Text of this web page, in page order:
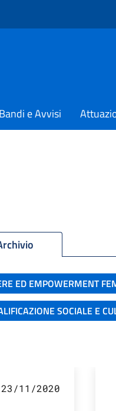
Bandi e Avvisi
ED EMPOWERMENT
SOCIALE E
23/11/2020